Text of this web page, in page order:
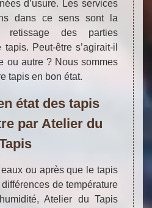
d’usure. Les services
dans ce sens sont la
des parties
Peut-être s’agirait-il
ou autre ? Nous sommes
tapis en bon état.
état des tapis
par Atelier du
ou après que le tapis
de température
Atelier du Tapis